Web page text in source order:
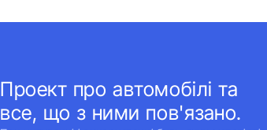
Проект про автомобілі та
все, що з ними пов'язано.